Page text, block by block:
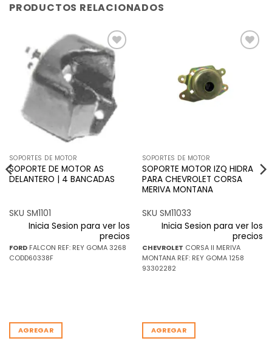
PRODUCTOS RELACIONADOS
Añadir
a la
lista de
deseos
SOPORTES DE MOTOR
SOPORTE DE MOTOR AS
DELANTERO | 4 BANCADAS
SKU SM1101
Inicia Sesion para ver los
precios
FORDFALCON REF: REY GOMA 3268
CODD60338F
AGREGAR
SOPORTES DE MOTOR
SOPORTE MOTOR IZQ HIDRA
PARA CHEVROLET CORSA
MERIVA MONTANA
SKU SM11033
Inicia Sesion para ver los
precios
CHEVROLET CORSA II MERIVA
MONTANA REF: REY GOMA 1258
93302282
AGREGAR